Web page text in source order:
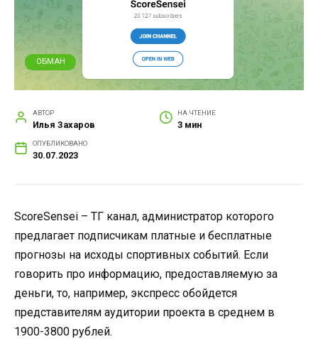
ОБМАН
АВТОР
Илья Захаров
НА ЧТЕНИЕ
3 мин
ОПУБЛИКОВАНО
30.07.2023
ScoreSensei – ТГ канал, администратор которого
предлагает подписчикам платные и бесплатные
прогнозы на исходы спортивных событий. Если
говорить про информацию, предоставляемую за
деньги, то, например, экспресс обойдется
представителям аудитории проекта в среднем в
1900-3800 рублей.